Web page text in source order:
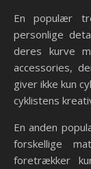
En populær
personlige
deres kurve
accessories,
giver ikke kun
cyklistens
En anden
forskellige
foretrækker